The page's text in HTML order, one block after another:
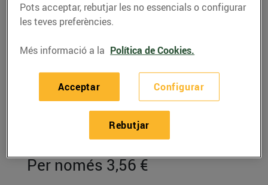
RECEPTES
Estofat de mongetes
amb carabassa i
tomàque
Per només 3,56 €
Pots acceptar, rebutjar les no essencials o configurar
les teves preferències.
Més informació a la Política de Cookies.
Configurar
Rebutjar
Acceptar